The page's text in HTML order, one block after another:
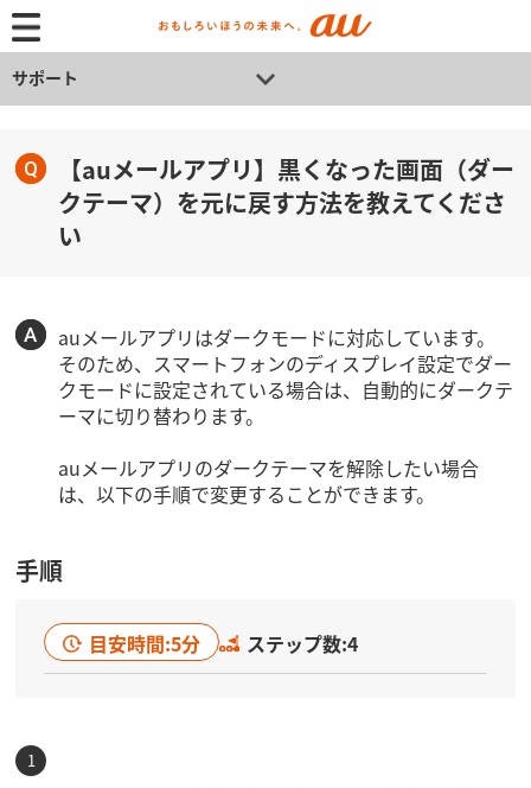
サポート
【auメールアプリ】黒くなった画面（ダー
クテーマ）を元に戻す方法を教えてくださ
い
auメールアプリはダークモードに対応しています。
そのため、スマートフォンのディスプレイ設定でダー
クモードに設定されている場合は、自動的にダークテ
ーマに切り替わります。
auメールアプリのダークテーマを解除したい場合
は、以下の手順で変更することができます。
手順
目安時間:5分 ステップ数:4